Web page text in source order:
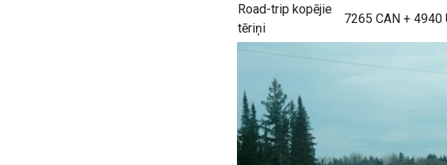
Road-trip kopējie
tēriņi
7265 CAN + 4940